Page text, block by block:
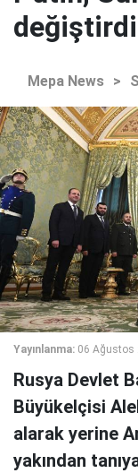
değiştirdi
Mepa News >
Yayınlanma: 06 Ağustos
Rusya Devlet
Büyükelçisi
alarak yerine
yakından